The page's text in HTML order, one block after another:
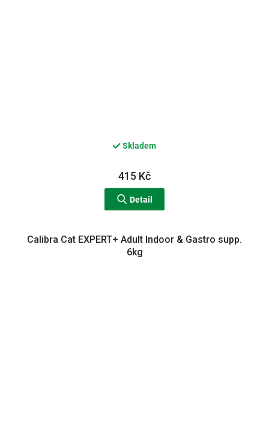
Skladem
415 Kč
Detail
Calibra Cat EXPERT+ Adult Indoor & Gastro supp.
6kg